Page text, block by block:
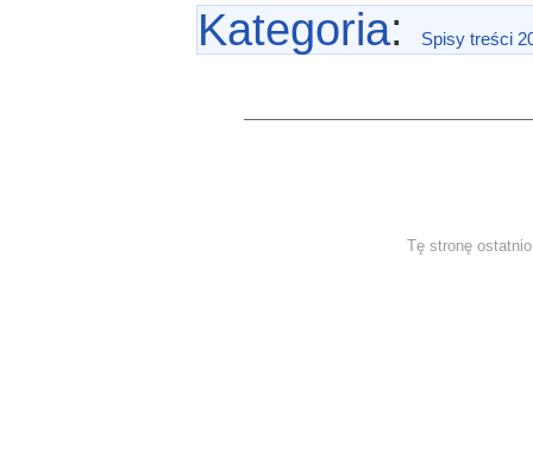
Kategoria: Spisy treści
Tę stronę